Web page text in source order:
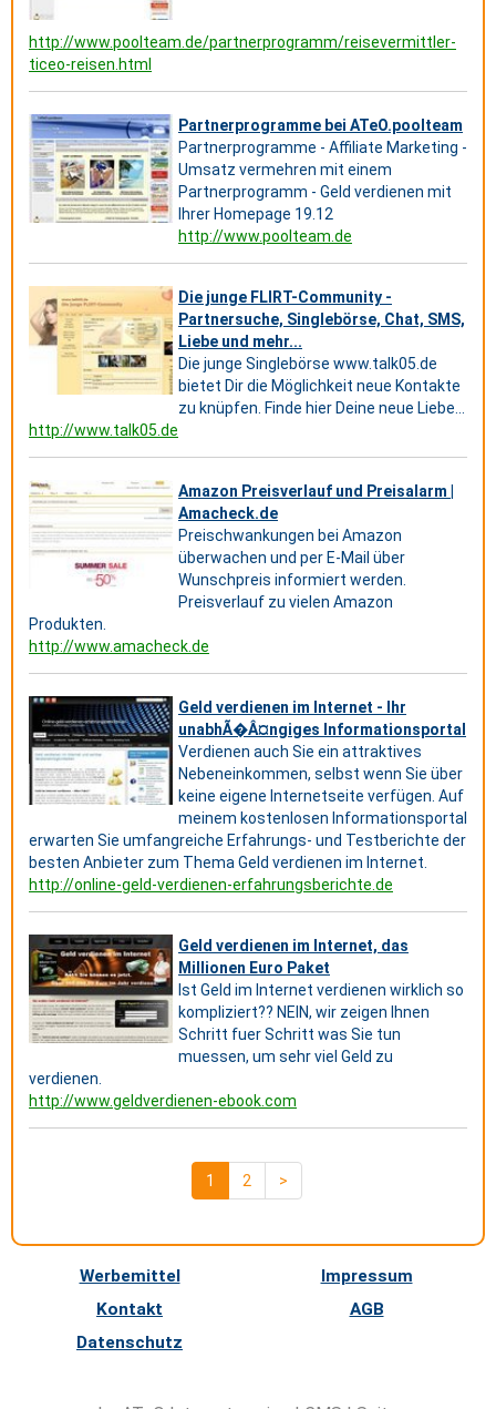
http://www.poolteam.de/partnerprogramm/reisevermittler-
ticeo-reisen.html
Partnerprogramme bei ATeO.poolteam
Partnerprogramme - Affiliate Marketing -
Umsatz vermehren mit einem
Partnerprogramm - Geld verdienen mit
Ihrer Homepage 19.12
http://www.poolteam.de
Die junge FLIRT-Community -
Partnersuche, Singlebörse, Chat, SMS,
Liebe und mehr...
Die junge Singlebörse www.talk05.de
bietet Dir die Möglichkeit neue Kontakte
zu knüpfen. Finde hier Deine neue Liebe...
http://www.talk05.de
Amazon Preisverlauf und Preisalarm |
Amacheck.de
Preischwankungen bei Amazon
überwachen und per E-Mail über
Wunschpreis informiert werden.
Preisverlauf zu vielen Amazon
Produkten.
http://www.amacheck.de
Geld verdienen im Internet - Ihr
unabhÃ�Â¤ngiges Informationsportal
Verdienen auch Sie ein attraktives
Nebeneinkommen, selbst wenn Sie über
keine eigene Internetseite verfügen. Auf
meinem kostenlosen Informationsportal
erwarten Sie umfangreiche Erfahrungs- und Testberichte der
besten Anbieter zum Thema Geld verdienen im Internet.
http://online-geld-verdienen-erfahrungsberichte.de
Geld verdienen im Internet, das
Millionen Euro Paket
Ist Geld im Internet verdienen wirklich so
kompliziert?? NEIN, wir zeigen Ihnen
Schritt fuer Schritt was Sie tun
muessen, um sehr viel Geld zu
verdienen.
http://www.geldverdienen-ebook.com
1 2 >
Werbemittel
Impressum
Kontakt
AGB
Datenschutz